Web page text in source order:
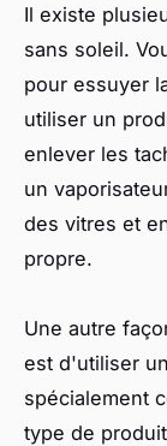
Il existe
sans soleil.
pour essuyer
utiliser un
enlever les
un
des vitres et
propre.
Une autre
est d'utiliser
spécialement
type de